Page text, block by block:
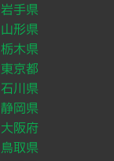
岩手県
山形県
栃木県
東京都
石川県
静岡県
大阪府
鳥取県